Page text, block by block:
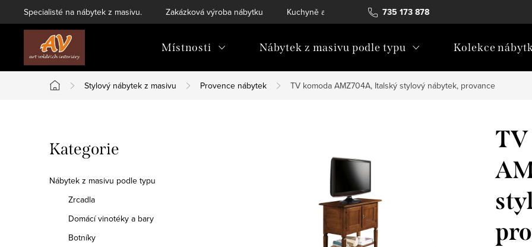
na
735 173 878
Specialisté na nábytek z masivu. Zakázková výroba nábytku Kuchyně a vestavný nábytek Katalogy ke stažení
Místnosti Nábytek z masivu podle typu Kolekce
Domů
Stylový nábytek z masivu Provence nábytek TV komoda AMZ704A, Italský stylový nábytek, provance
o
s
Přeskočit
kategorie
Kategorie
Nábytek z masivu podle typu
Zrcadla
Domácí vinotéky a bary
Botníky